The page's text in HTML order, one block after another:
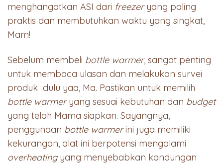
menghangatkan ASI dari freezeryang paling
praktis dan membutuhkan waktu yang singkat,
Mam!
Sebelum membeli bottle warmer, sangat penting
untuk membaca ulasan dan melakukan survei
produk dulu yaa, Ma. Pastikan untuk memilih
bottle warmeryang sesuai kebutuhan dan budget
yang telah Mama siapkan. Sayangnya,
penggunaan bottle warmerini juga memiliki
kekurangan, alat ini berpotensi mengalami
overheatingyang menyebabkan kandungan